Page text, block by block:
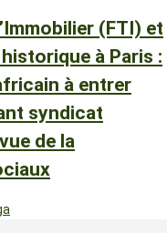
(FTI) et
à Paris :
à entrer
syndicat
de la